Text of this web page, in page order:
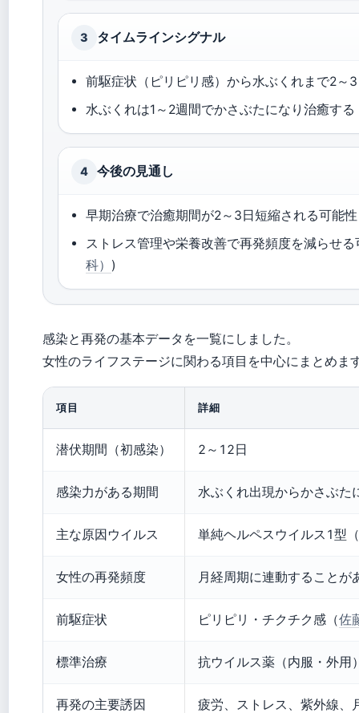
3 タイムラインシグナル
前駆症状（ピリピリ感）から水ぶくれまで2～
水ぶくれは1～2週間でかさぶたになり治癒する
4 今後の見通し
早期治療で治癒期間が2～3日短縮される可能
ストレス管理や栄養改善で再発頻度を減らせ
科） )
感染と再発の基本データを一覧にしました。
女性のライフステージに関わる項目を中心にまとめま
項目 詳細
潜伏期間（初感染） 2～12日
感染力がある期間 水ぶくれ出現からかさぶた
主な原因ウイルス 単純ヘルペスウイルス1型
女性の再発頻度 月経周期に連動することが
前駆症状 ピリピリ・チクチク感（佐
標準治療 抗ウイルス薬（内服・外用
再発の主要誘因 疲労、ストレス、紫外線、